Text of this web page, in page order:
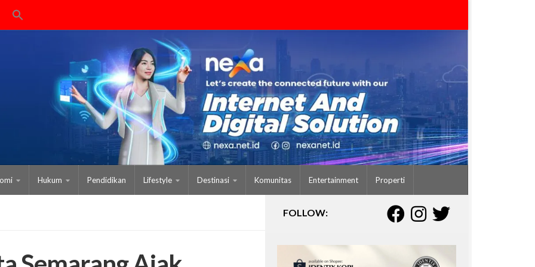
Hukum Pendidikan Lifestyle Destinasi Komunitas Entertainment Properti
FOLLOW: